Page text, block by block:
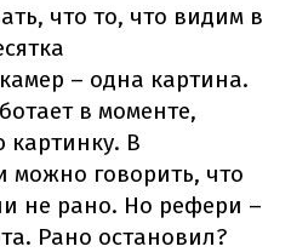
что то, что видим в
– одна картина.
в моменте,
картинку. В
говорить, что
не рано. Но рефери –
Рано остановил?